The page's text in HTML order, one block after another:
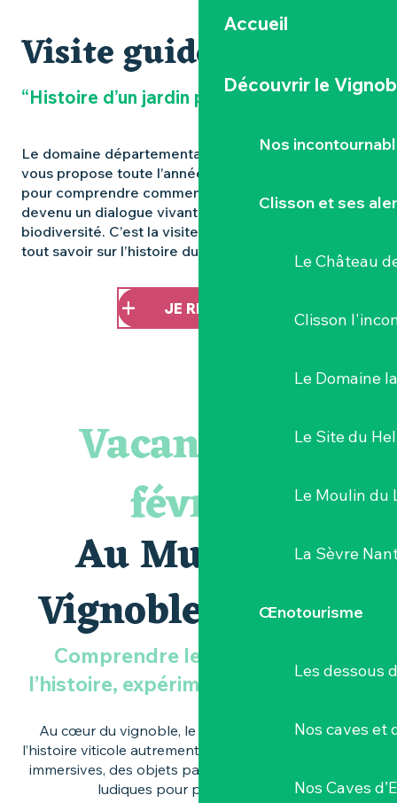
Accueil
Découvrir le
Nos
Clisson et ses
Le Château
Clisson
Le Domaine
Le Site du
Le Moulin du
La Sèvre
Œnotourisme
Les dessous
Nos caves et
Nos Caves
Visite guidée
“Histoire d’un jardin pittoresque”
Le domaine départemental de la Garenne Lemot
vous propose toute l’année une promenade guidée
pour comprendre comment ce parc paysager est
devenu un dialogue vivant entre patrimoine et
biodiversité. C’est la visite à ne pas manquer pour
tout savoir sur l’histoire du domaine !
JE RÉSERVE !
Vacances de
février
Au Musée du
Vignoble Nantais
Comprendre le vin, jouer avec
l’histoire, expérimenter le territoire
Au cœur du vignoble, le musée invite à découvrir
l’histoire viticole autrement, à travers des expériences
immersives, des objets patrimoniaux et des formats
ludiques pour petits et grands.